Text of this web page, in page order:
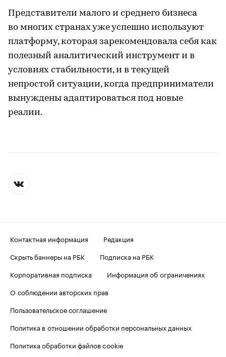
Представители малого и среднего бизнеса
во многих странах уже успешно используют
платформу, которая зарекомендовала себя как
полезный аналитический инструмент и в
условиях стабильности, и в текущей
непростой ситуации, когда предприниматели
вынуждены адаптироваться под новые
реалии.
Контактная информация
Редакция
Скрыть баннеры на РБК
Подписка на РБК
Корпоративная подписка
Информация об ограничениях
О соблюдении авторских прав
Пользовательское соглашение
Политика в отношении обработки персональных данных
Политика обработки файлов cookie